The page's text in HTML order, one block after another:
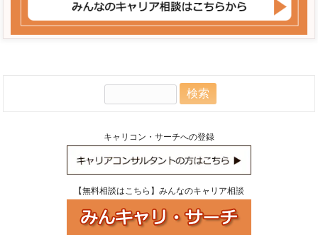
キャリコン・サーチへの登録
【無料相談はこちら】みんなのキャリア相談